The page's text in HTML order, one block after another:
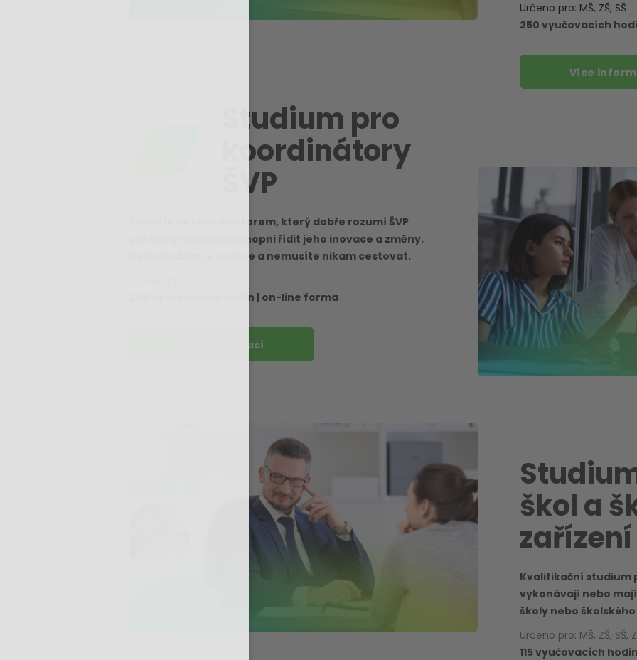
Určeno pro: MŠ, ZŠ, SŠ
250 vyučovacích
Více
Studium pro
koordinátory
ŠVP
Stanete se koordinátorem, který dobře rozumí ŠVP
své školy a budete schopni řídit jeho inovace a změny.
Celé studium je on-line a nemusíte nikam cestovat.
250 vyučovacích hodin | on-line forma
Více informací
škol a
zařízení
Kvalifikační studium
vykonávají nebo
školy nebo
Určeno pro: MŠ, ZŠ, SŠ,
115 vyučovacích